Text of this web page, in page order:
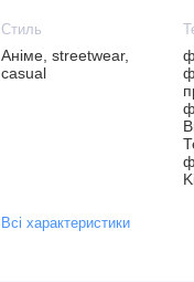
Стиль
Аніме, streetwear,
casual
Всі характеристики